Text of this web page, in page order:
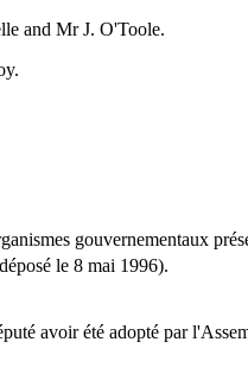
and Mr J. O'Toole.
gouvernementaux
le 8 mai 1996).
avoir été adopté par